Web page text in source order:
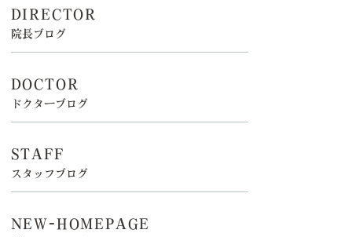
DIRECTOR
院長ブログ
DOCTOR
ドクターブログ
STAFF
スタッフブログ
NEW-HOMEPAGE